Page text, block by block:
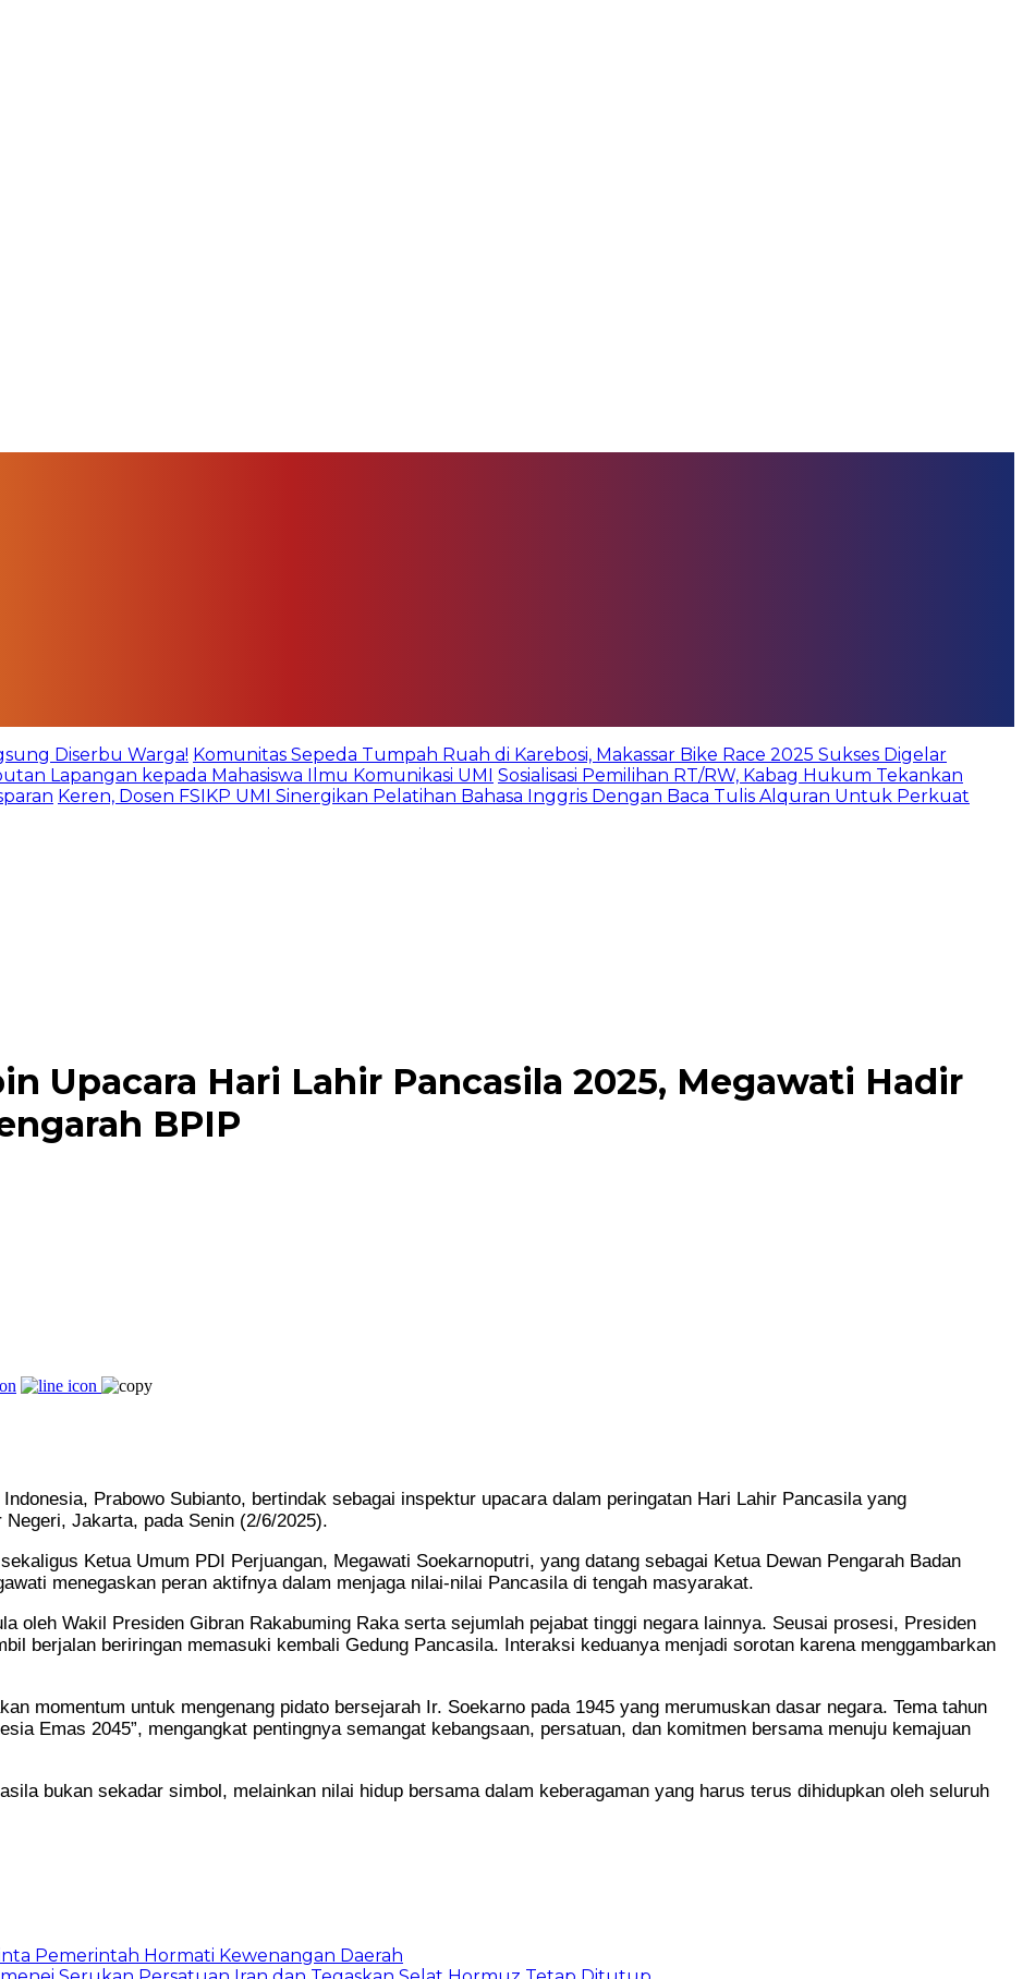
Diserbu Warga! Komunitas Sepeda Tumpah Ruah di Karebosi, Makassar Bike Race 2025 Sukses Digelar
Lapangan kepada Mahasiswa Ilmu Komunikasi UMI Sosialisasi Pemilihan RT/RW, Kabag Hukum Tekankan
Keren, Dosen FSIKP UMI Sinergikan Pelatihan Bahasa Inggris Dengan Baca Tulis Alquran Untuk Perkuat
Upacara Hari Lahir Pancasila 2025, Megawati Hadir
BPIP
Prabowo Subianto, bertindak sebagai inspektur upacara dalam peringatan Hari Lahir Pancasila yang
Jakarta, pada Senin (2/6/2025).
Ketua Umum PDI Perjuangan, Megawati Soekarnoputri, yang datang sebagai Ketua Dewan Pengarah Badan
menegaskan peran aktifnya dalam menjaga nilai-nilai Pancasila di tengah masyarakat.
oleh Wakil Presiden Gibran Rakabuming Raka serta sejumlah pejabat tinggi negara lainnya. Seusai prosesi, Presiden
berjalan beriringan memasuki kembali Gedung Pancasila. Interaksi keduanya menjadi sorotan karena menggambarkan
momentum untuk mengenang pidato bersejarah Ir. Soekarno pada 1945 yang merumuskan dasar negara. Tema tahun
Emas 2045”, mengangkat pentingnya semangat kebangsaan, persatuan, dan komitmen bersama menuju kemajuan
bukan sekadar simbol, melainkan nilai hidup bersama dalam keberagaman yang harus terus dihidupkan oleh seluruh
Pemerintah Hormati Kewenangan Daerah